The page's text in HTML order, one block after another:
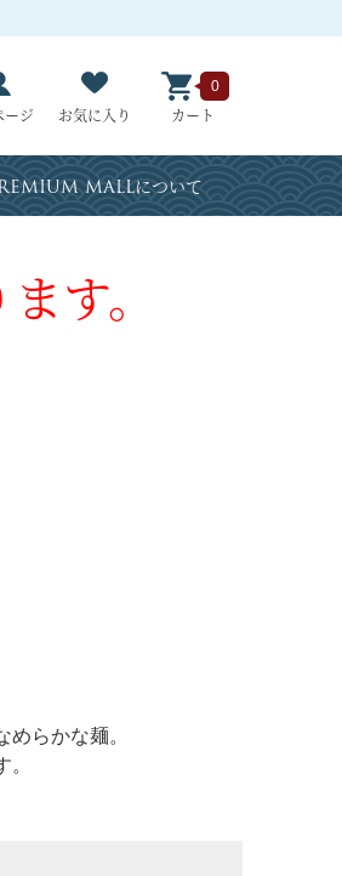
ージ お気に入り カート
0
MALLについて
す。
らかな麺。